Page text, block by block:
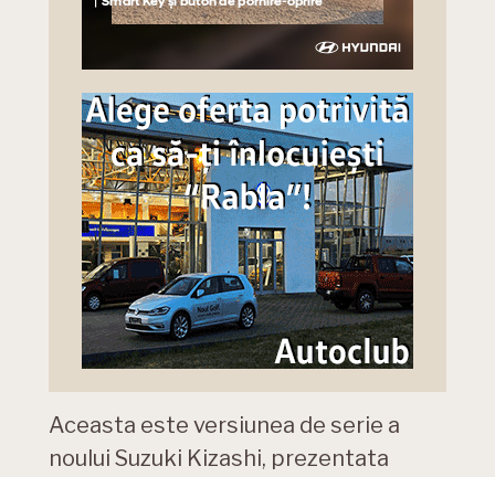
Aceasta este versiunea de serie a
noului Suzuki Kizashi, prezentata